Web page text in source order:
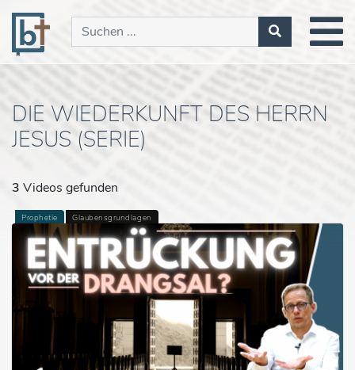
DIE WIEDERKUNFT DES HERRN
JESUS (SERIE)
3 Videos gefunden
Prophetie Glaubensgrundlagen